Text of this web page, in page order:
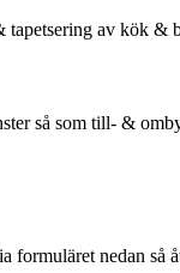
tapetsering av kök &
så som till- &
nedan så